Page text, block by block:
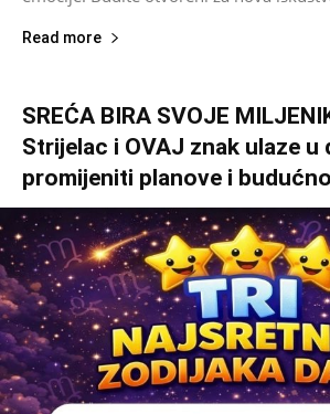
Read more
SREĆA BIRA SVOJE
Strijelac i OVAJ znak ulaze u
promijeniti planove i